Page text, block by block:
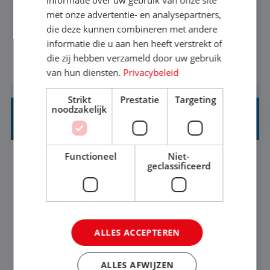
informatiebehoefte van verschillende interne
afdelingen specificeren. Aan de hand van deze
informatiebehoefte ga je BI-producten zoals
adviezen, rapportages en dashboards
producten ontwikkel je door middel van de data
uit ons datawa...
BEKIJK VACATURE
INKOPER VAKANTIES
Baan 33-36 uur MBO
Jij vindt de mooiste plekjes ter wereld en geeft
eenoudergezinnen én singles de meest
onvergetelijke vakanties van hun leven, hoe gaaf
is dat? Ben jij de commerciële professional die
BEKIJK VACATURE
met onze advertentie- en analysepartners,
die deze kunnen combineren met andere
informatie die u aan hen heeft verstrekt of
die zij hebben verzameld door uw gebruik
van hun diensten. Privacybeleid
Strikt
noodzakelijk
Prestatie Targeting
Functioneel
Niet-
geclassificeerd
ALLES ACCEPTEREN
ALLES AFWIJZEN